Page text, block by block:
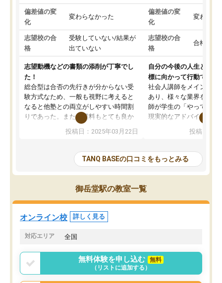
偏差値の変
化
変わらなかった
志望校の合
格
受験していない/結果が
出ていない
志望動機などの書類の添削が丁寧でし
た！
総合型は合否の先行きが分からない受
験方式なため、一般も視野に考えると
なると他塾との両立がしやすい時間割
りであった。また授業料もとても良か
総合型の多くの塾は大学生が見ること
大学生の目だけでなく、数人の大人に
も目を通して頂ける。そのため多くの
意見を聞くことができ、より良いもの
を推敲することが可能だ。
どの人も優しく、親身に接してくださ
るのでやる気も出て、良かったで
す！！
投稿日：2025年03月22日
偏差値の変
化
変わらな
志望校の合
格
合格した
自分の今後の人生と真剣
標に向かって行動できる
社会人講師をメインとし
あり、様々な業界を経験
師が学生の「やってみた
現実的なアドバイスを行
分野について学生知識
総合型選抜対策として志
接・小論文などの技術指
ション内容になっていま
を社会人として働いてい
標を見つける事が出来ま
投稿日：
TANQ BASEの口コミをもっとみる
御岳堂駅の教室一覧
オンライン校 詳しく見る
対応エリア 全国
無料体験を申し込む
無料
（リストに追加する）